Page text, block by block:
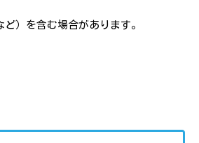
）を含む場合があります。